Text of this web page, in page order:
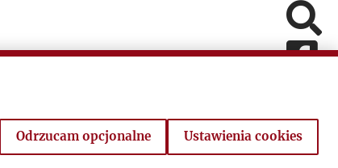
Odrzucam opcjonalne Ustawienia cookies